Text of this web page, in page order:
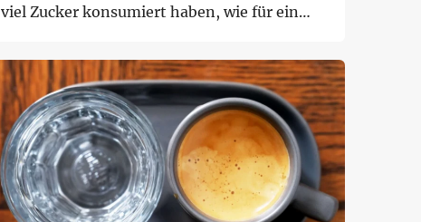
viel Zucker konsumiert haben, wie für ein